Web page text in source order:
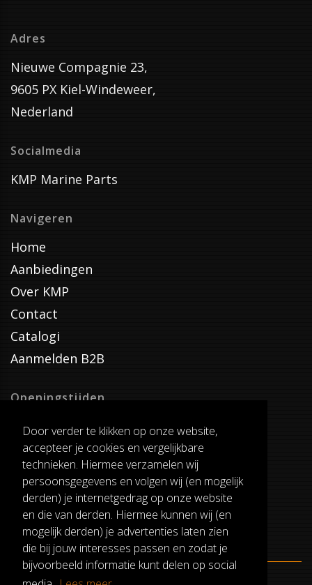
Door verder te klikken op onze website,
accepteer je cookies en vergelijkbare
technieken. Hiermee verzamelen wij
persoonsgegevens en volgen wij (en mogelijk
derden) je internetgedrag op onze website
en die van derden. Hiermee kunnen wij (en
mogelijk derden) je advertenties laten zien
die bij jouw interesses passen en zodat je
bijvoorbeeld informatie kunt delen op social
Adres
Nieuwe Compagnie 23,
9605 PX Kiel-Windeweer,
Nederland
Socialmedia
KMP Marine Parts
Navigeren
Home
Aanbiedingen
Over KMP
Contact
Catalogi
Aanmelden B2B
Openingstijden
Dinsdag T/M Zaterdag
van 8:00-17:00
Verzenddagen
Dinsdag T/M Vrijdag
Pauze
12:30-13:00